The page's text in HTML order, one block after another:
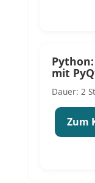
mit
Dauer: 2
Zum